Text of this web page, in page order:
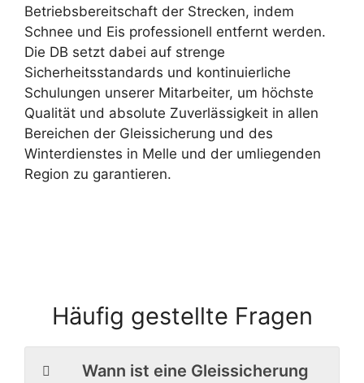
Betriebsbereitschaft der Strecken, indem
Schnee und Eis professionell entfernt werden.
Die DB setzt dabei auf strenge
Sicherheitsstandards und kontinuierliche
Schulungen unserer Mitarbeiter, um höchste
Qualität und absolute Zuverlässigkeit in allen
Bereichen der Gleissicherung und des
Winterdienstes in Melle und der umliegenden
Region zu garantieren.
Häufig gestellte Fragen
Wann ist eine Gleissicherung